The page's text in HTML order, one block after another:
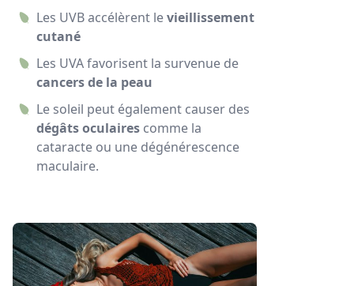
Les UVB accélèrent levieillissement
cutané
Les UVA favorisent la survenue de
cancers de la peau
Le soleil peut également causer des
dégâts oculaires comme la
cataracte ou une dégénérescence
maculaire.